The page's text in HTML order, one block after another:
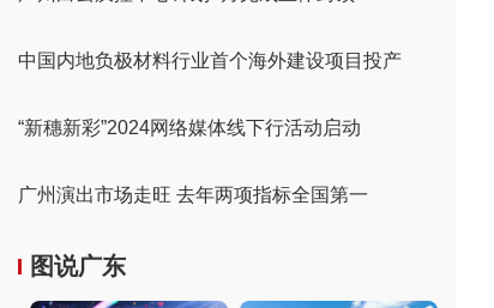
中国内地负极材料行业首个海外建设项目投产
“新穗新彩”2024网络媒体线下行活动启动
广州演出市场走旺 去年两项指标全国第一
图说广东